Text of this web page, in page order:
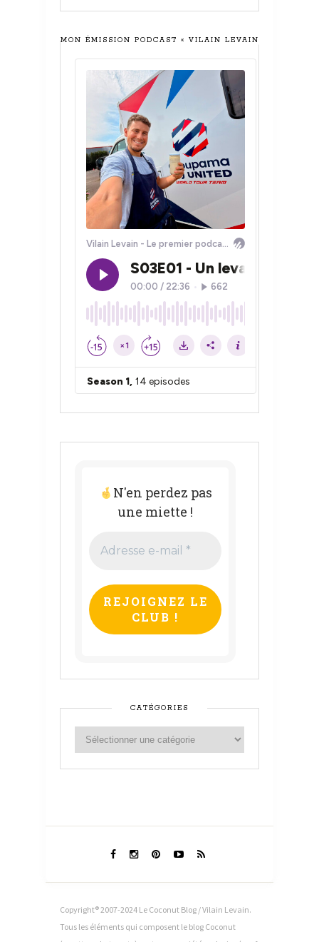
MON ÉMISSION PODCAST « VILAIN LEVAIN »
N'en perdez pas
une miette !
e-
*
CATÉGORIES
Copyright® 2007-2024 Le Coconut Blog / Vilain Levain.
Tous les éléments qui composent le blog Coconut